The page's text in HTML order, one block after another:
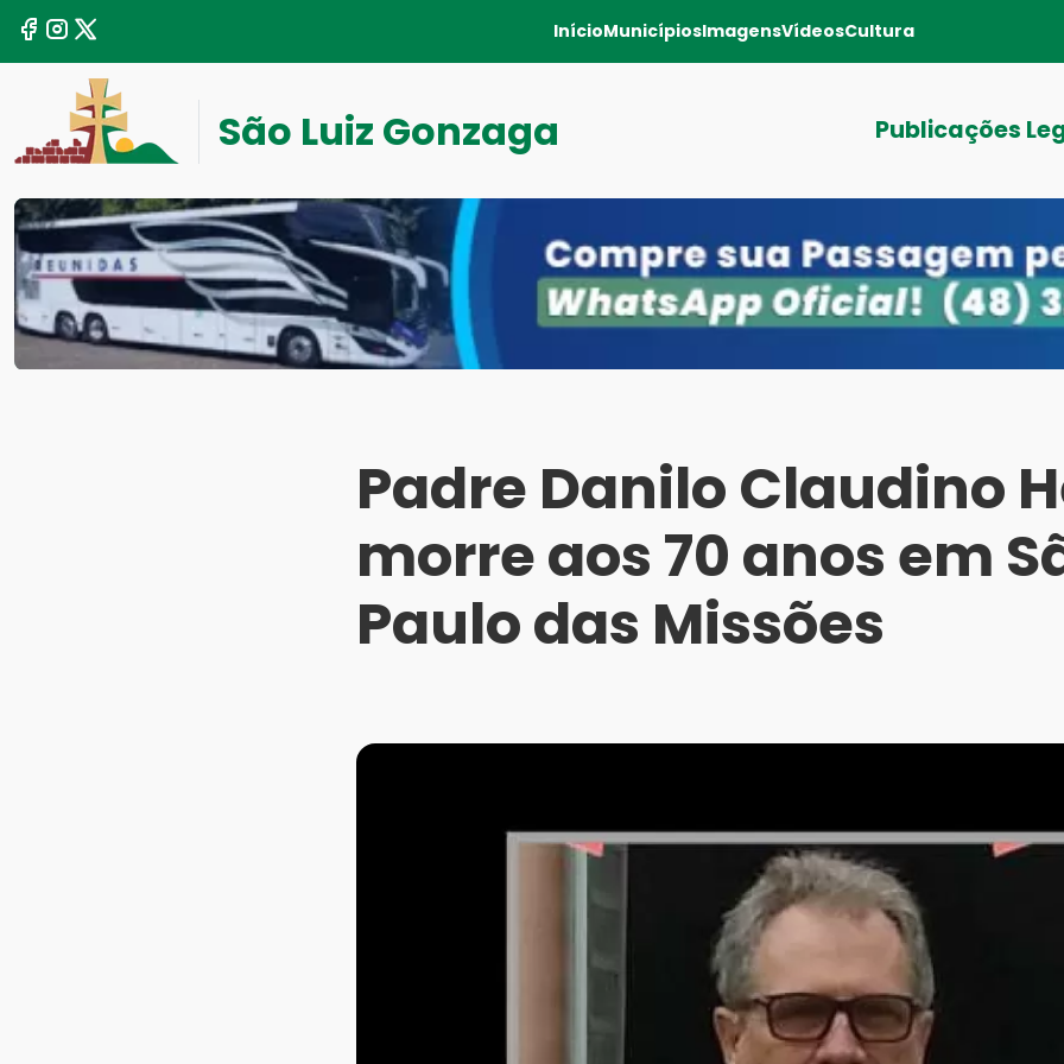
InícioMunicípiosImagensVídeosCultura
São Luiz Gonzaga Publicações
Padre Danilo Claudino
morre aos 70 anos em
Paulo das Missões